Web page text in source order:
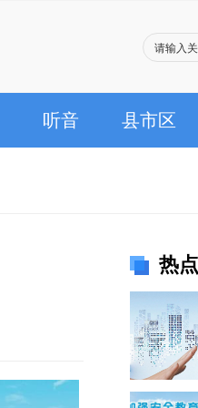
听音 县市区
热